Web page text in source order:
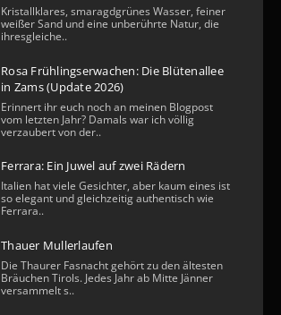
Kristallklares, smaragdgrünes Wasser, feiner
weißer Sand und eine unberührte Natur, die
ihresgleiche..
Rosa Frühlingserwachen: Die Blütenallee
in Zams (Update 2026)
Erinnert ihr euch noch an meinen Blogpost
vom letzten Jahr? Damals war ich völlig
verzaubert von der..
Ferrara: Ein Juwel auf zwei Rädern
Italien hat viele Gesichter, aber kaum eines ist
so elegant und gleichzeitig authentisch wie
Ferrara..
Thauer Mullerlaufen
Die Thaurer Fasnacht gehört zu den ältesten
Bräuchen Tirols. Jedes Jahr ab Mitte Jänner
versammelt s..